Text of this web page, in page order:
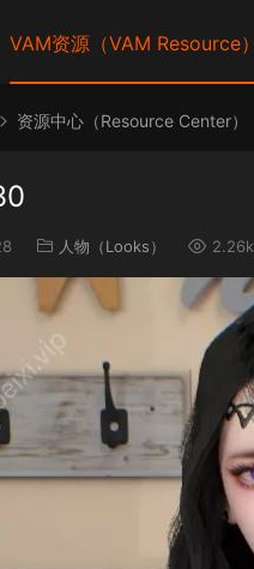
VAM资源（VAM Resource）
资源中心（Resource Center）
人物（Looks） 2.26k